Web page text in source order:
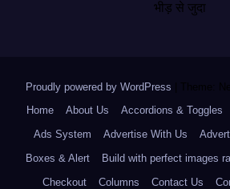
भीड़ से जुदा
Proudly powered by WordPress Theme:
Home
About Us Accordions & Toggles
Ads System
Advertise With Us
Boxes & Alert
Build with perfect images
Checkout
Columns Contact Us